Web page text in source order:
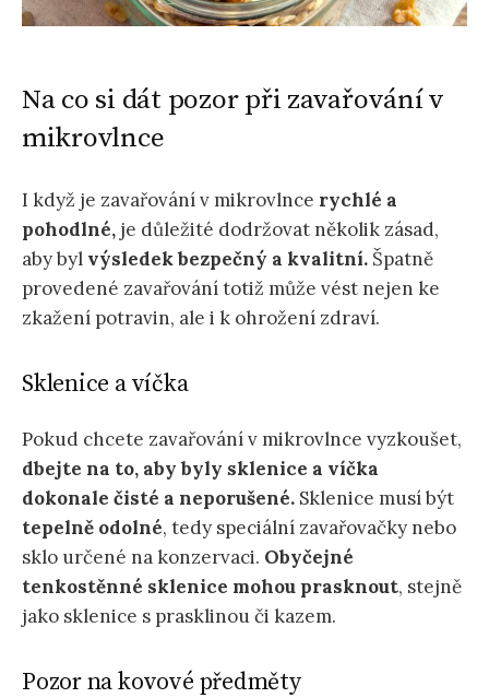
Na co si dát pozor při zavařování v
mikrovlnce
I když je zavařování v mikrovlnce rychlé a
pohodlné, je důležité dodržovat několik zásad,
aby byl výsledek bezpečný a kvalitní. Špatně
provedené zavařování totiž může vést nejen ke
zkažení potravin, ale i k ohrožení zdraví.
Sklenice a víčka
Pokud chcete zavařování v mikrovlnce vyzkoušet,
dbejte na to, aby byly sklenice a víčka
dokonale čisté a neporušené. Sklenice musí být
tepelně odolné, tedy speciální zavařovačky nebo
sklo určené na konzervaci. Obyčejné
tenkostěnné sklenice mohou prasknout, stejně
jako sklenice s prasklinou či kazem.
Pozor na kovové předměty